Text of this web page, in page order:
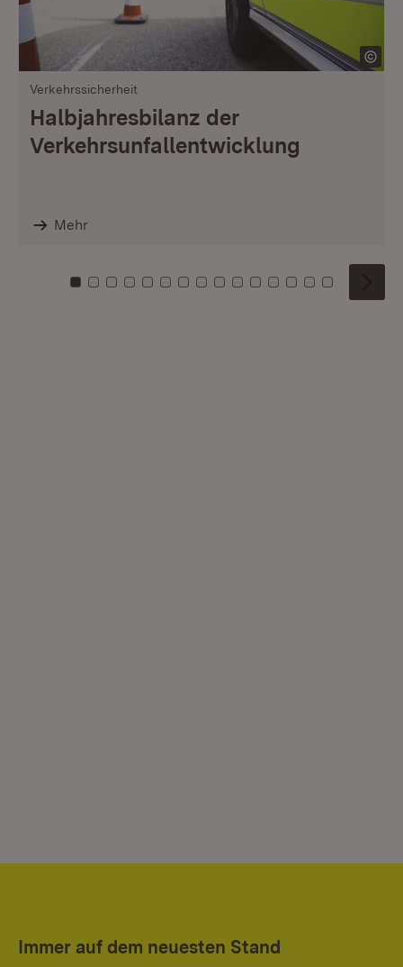
Verkehrssicherheit
Halbjahresbilanz der
Verkehrsunfallentwicklung
Mehr
Zu Kachel: 0
Zu Kachel: 1
Zu Kachel: 2
Zu Kachel: 3
Zu Kachel: 4
Zu Kachel: 5
Zu Kachel: 6
Zu Kachel: 7
Zu Kachel: 8
Zu Kachel: 9
Zu Kachel: 10
Zu Kachel: 11
Zu Kachel: 12
Zu Kachel:
Zu
Immer auf dem neuesten Stand